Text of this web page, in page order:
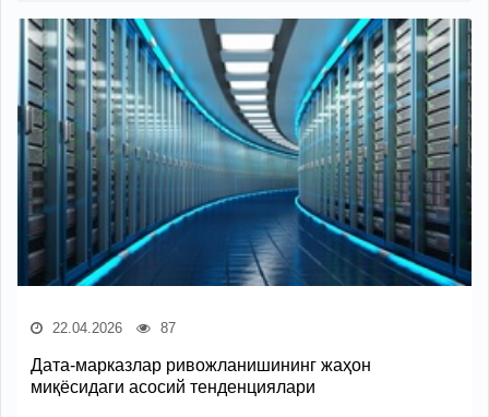
22.04.2026 87
Дата-марказлар ривожланишининг жаҳон
миқёсидаги асосий тенденциялари